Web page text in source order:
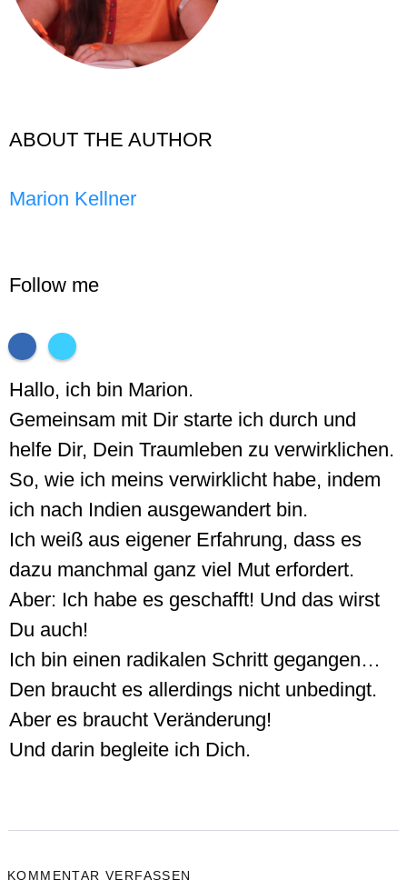
ABOUT THE AUTHOR
Marion Kellner
Follow me
Hallo, ich bin Marion.
Gemeinsam mit Dir starte ich durch und
helfe Dir, Dein Traumleben zu verwirklichen.
So, wie ich meins verwirklicht habe, indem
ich nach Indien ausgewandert bin.
Ich weiß aus eigener Erfahrung, dass es
dazu manchmal ganz viel Mut erfordert.
Aber: Ich habe es geschafft! Und das wirst
Du auch!
Ich bin einen radikalen Schritt gegangen…
Den braucht es allerdings nicht unbedingt.
Aber es braucht Veränderung!
Und darin begleite ich Dich.
KOMMENTAR VERFASSEN